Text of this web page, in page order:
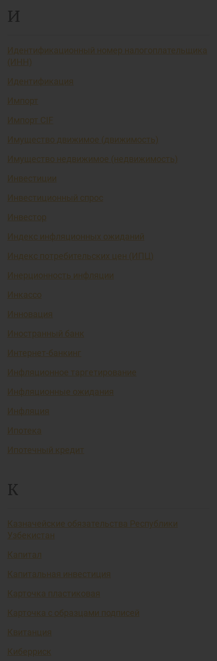
И
Идентификационный номер налогоплательщика
(ИНН)
Идентификация
Импорт
Импорт CIF
Имущество движимое (движимость)
Имущество недвижимое (недвижимость)
Инвестиции
Инвестиционный спрос
Инвестор
Индекс инфляционных ожиданий
Индекс потребительских цен (ИПЦ)
Инерционность инфляции
Инкассо
Инновация
Иностранный банк
Интернет-банкинг
Инфляционное таргетирование
Инфляционные ожидания
Инфляция
Ипотека
Ипотечный кредит
К
Казначейские обязательства Республики
Узбекистан
Капитал
Капитальная инвестиция
Карточка пластиковая
Карточка с образцами подписей
Квитанция
Киберриск